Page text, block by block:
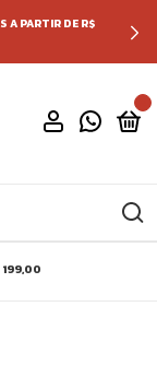
A PARTIR DE R$
199,00